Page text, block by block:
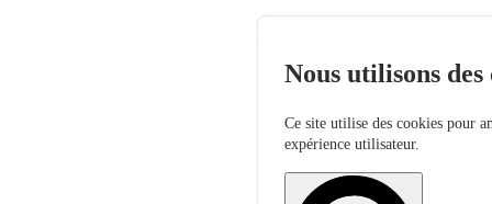
Nous utilisons des
Ce site utilise des cookies pour
expérience utilisateur.